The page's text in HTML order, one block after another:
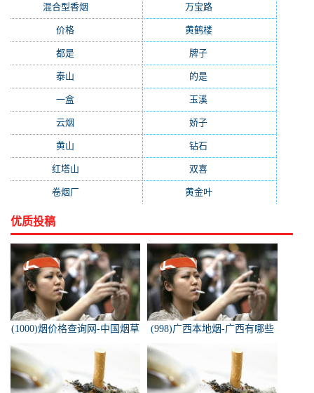
混合型香烟 万宝路(331)
价格 黄鹤楼(315)
都是 牌子
泰山 的是
一盒 玉溪
云烟 娇子
黄山 钻石
红塔山 双喜
卷烟厂(154) 黄金叶(151)
优质投稿
(1000)烟价格查询网-中国烟草
(998)广西本地烟-广西有哪些